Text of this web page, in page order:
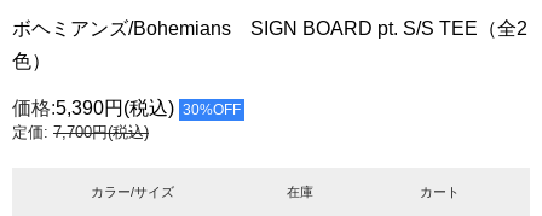
ボヘミアンズ/Bohemians SIGN BOARD pt. S/S TEE（全2
色）
価格:5,390円 (税込) 30%OFF
定価: 7,700円(税込)
カラー/サイズ 在庫 カート